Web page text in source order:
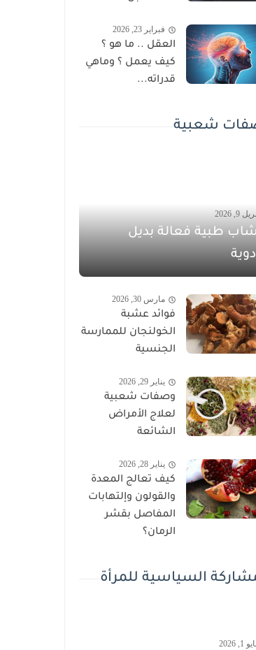
فبراير 23, 2026
العقل .. ما هو ؟
كيف يعمل ؟ وماهي
قدراته...
شعبية
9, 2026
طبية فعالة بديل
مارس 30, 2026
فوائد عشبة
الخولنجان للممارسة
الجنسية
يناير 29, 2026
وصفات شعبية
لعلاج الأمراض
الشائعة
يناير 28, 2026
كيف تعالج المعدة
والقولون وإلتهابات
المفاصل بقشر
الرمان؟
السياسية للمرأة
1, 2026